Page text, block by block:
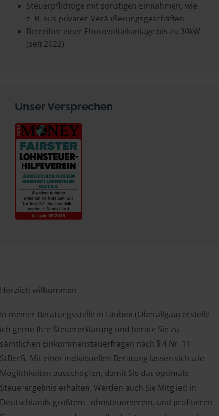
Steuerpflichtige mit sonstigen Einnahmen, wie
z. B. aus privaten Veräußerungsgeschäften
Betreiber einer Photovoltaikanlage bis zu 30kW
(seit 2022)
Unser Versprechen
Herzlich willkommen
In meiner Beratungsstelle in Lauben (Oberallgäu) erstelle
ich gerne Ihre Steuererklärung und berate Sie zu
sämtlichen Einkommensteuerfragen nach § 4 Nr. 11
StBerG. Mit einer individuellen Beratung lassen sich alle
Möglichkeiten ausschöpfen, damit Sie das optimale
Steuerergebnis erhalten. Werden auch Sie Mitglied in
Deutschlands größtem Lohnsteuerverein, und profitieren